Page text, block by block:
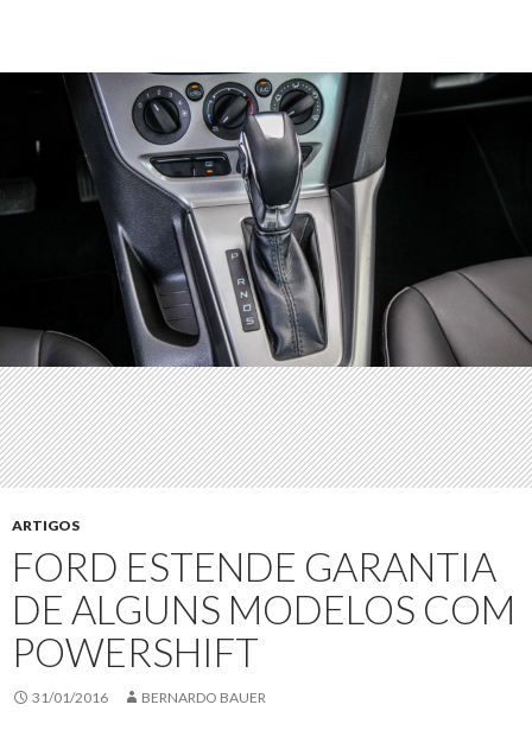
ARTIGOS
FORD ESTENDE GARANTIA
DE ALGUNS MODELOS COM
POWERSHIFT
31/01/2016 BERNARDO BAUER